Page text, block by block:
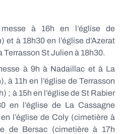
à 16h en l’église de
à 18h30 en l’église d’Azerat
Terrasson St Julien à 18h30.
à 9h à Nadaillac et à La
à 11h en l’église de Terrasson
; à 15h en l’église de St Rabier
en l’église de La Cassagne
l’église de Coly (cimetière à
de Bersac (cimetière à 17h